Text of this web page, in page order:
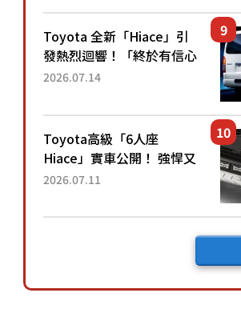
公里，兼具優異節能表現與
舒適「三...
Toyota 全新「Hiace」引
發熱烈迴響！「終於有信心
下訂了！」「哪個等級交車
後竟然還要等「超過半年」
才能交車？...
2026.07.14
Toyota高級「6人座
Hiace」實車公開！ 強悍又
充滿魄力的「全黑設計」搭
Premium打造的「限定
2026.07.11